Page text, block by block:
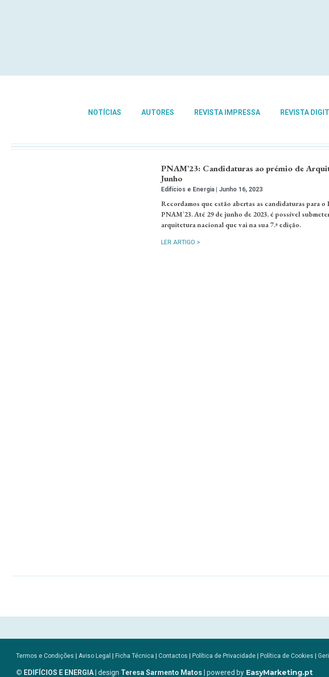
NOTÍCIAS AUTORES REVISTA IMPRESSA REVISTA
PNAM’23: Candidaturas ao prémio de
Junho
Edifícios e Energia Junho 16, 2023
Recordamos que estão abertas as candidaturas para
PNAM’23. Até 29 de junho de 2023, é possível
arquitetura nacional que vai na sua 7.ª edição.
LER ARTIGO >
Termos e Condições | Aviso Legal | Ficha Técnica | Contactos | Política de Privacidade | Política de Cookies |
© EDIFÍCIOS E ENERGIA| design Teresa Sarmento Matos | powered by EasyMarketing.pt